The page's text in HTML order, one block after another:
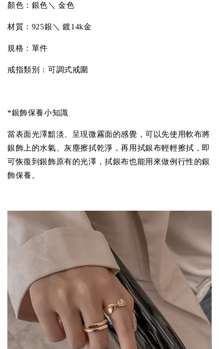
顏色：銀色＼ 金色
材質：925銀＼ 鍍14k金
規格：單件
戒指類別：可調式戒圍
*銀飾保養小知識
當表面光澤黯淡、呈現微霧面的感覺，可以先使用軟布將
銀飾上的水氣、灰塵擦拭乾淨，再用拭銀布輕輕擦拭，即
可恢復到銀飾原有的光澤，拭銀布也能用來做例行性的銀
飾保養。